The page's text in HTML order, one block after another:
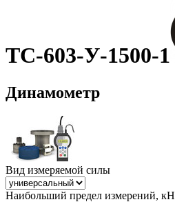
ТС-603-У-1500-1
Динамометр
Вид измеряемой силы
Наибольший предел измерений, кН